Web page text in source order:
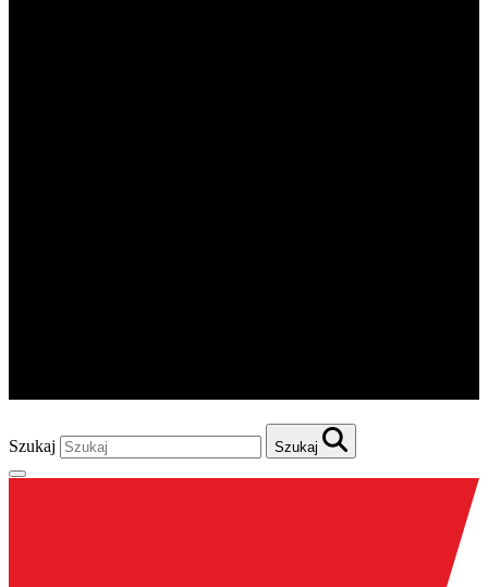
Szukaj Szukaj